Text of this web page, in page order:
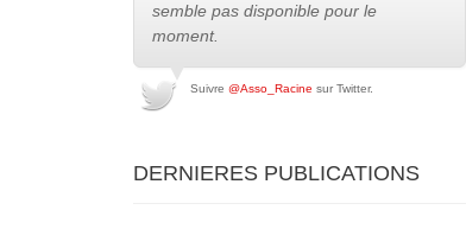
semble pas disponible pour le
moment.
Suivre @Asso_Racine sur Twitter.
DERNIERES PUBLICATIONS